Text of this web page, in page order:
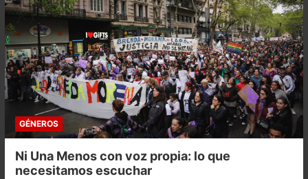
GÉNEROS
Ni Una Menos con voz propia: lo que
necesitamos escuchar